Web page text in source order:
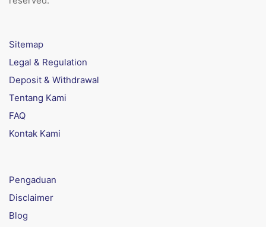
Sitemap
Legal & Regulation
Deposit & Withdrawal
Tentang Kami
FAQ
Kontak Kami
Pengaduan
Disclaimer
Blog